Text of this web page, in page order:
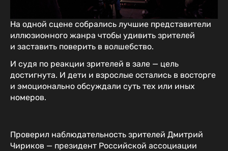
На одной сцене собрались лучшие представители
иллюзионного жанра чтобы удивить зрителей
и заставить поверить в волшебство.
И судя по реакции зрителей в зале — цель
достигнута. И дети и взрослые остались в восторге
и эмоционально обсуждали суть тех или иных
номеров.
Проверил наблюдательность зрителей Дмитрий
Чириков — президент Российской ассоциации